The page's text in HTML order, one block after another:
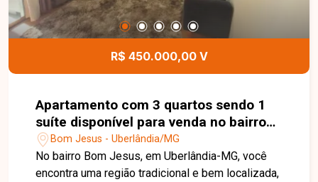
deste terreno.
R$ 450.000,00 V
Apartamento com 3 quartos sendo 1
suíte disponível para venda no bairro
Bom Jesus em Uberlândia-MG
Bom Jesus - Uberlândia/MG
No bairro Bom Jesus, em Uberlândia-MG, você
encontra uma região tradicional e bem localizada,